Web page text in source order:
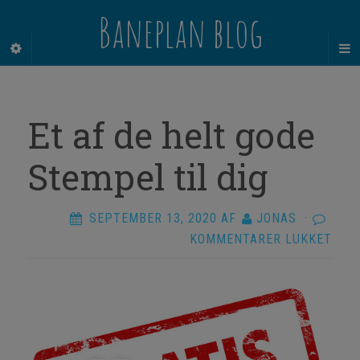
Baneplan blog
Et af de helt gode
Stempel til dig
SEPTEMBER 13, 2020 AF JONAS
·
KOMMENTARER LUKKET